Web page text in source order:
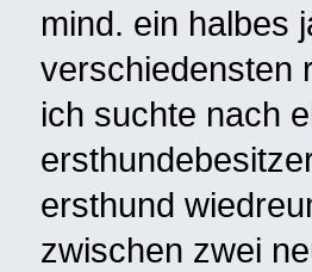
mind. ein halbes
verschiedensten
ich suchte nach
ersthund
zwischen zwei